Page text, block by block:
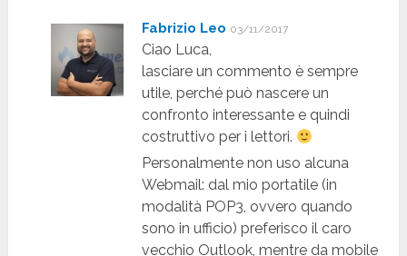
Fabrizio Leo 03/11/2017
Ciao Luca,
lasciare un commento è sempre
utile, perché può nascere un
confronto interessante e quindi
costruttivo per i lettori.
Personalmente non uso alcuna
Webmail: dal mio portatile (in
modalità POP3, ovvero quando
sono in ufficio) preferisco il caro
vecchio Outlook, mentre da mobile